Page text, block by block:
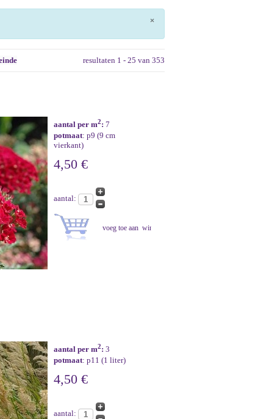
×
resultaten 1 - 25 van 353
aantal per m2: 7
potmaat: p9 (9 cm
vierkant)
4,50 €
aantal:
aantal per m2: 3
potmaat: p11 (1 liter)
4,50 €
aantal: